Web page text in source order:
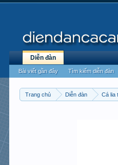
Trang chủ Diễn đàn Cá lia
Diễn đàn
Bài viết gần đây Tìm kiếm diễn đàn